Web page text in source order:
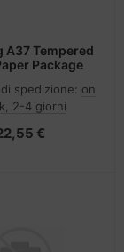
A37 Tempered
Package
spedizione: on
2-4 giorni
€